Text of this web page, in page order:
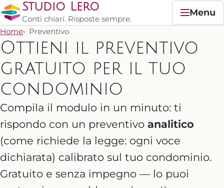
Studio Lero
Conti chiari. Risposte sempre.
Menu
Home Preventivo
Ottieni il preventivo
gratuito per il tuo
condominio
Compila il modulo in un minuto: ti
rispondo con un preventivo analitico
(come richiede la legge: ogni voce
dichiarata) calibrato sul tuo condominio.
Gratuito e senza impegno — lo puoi